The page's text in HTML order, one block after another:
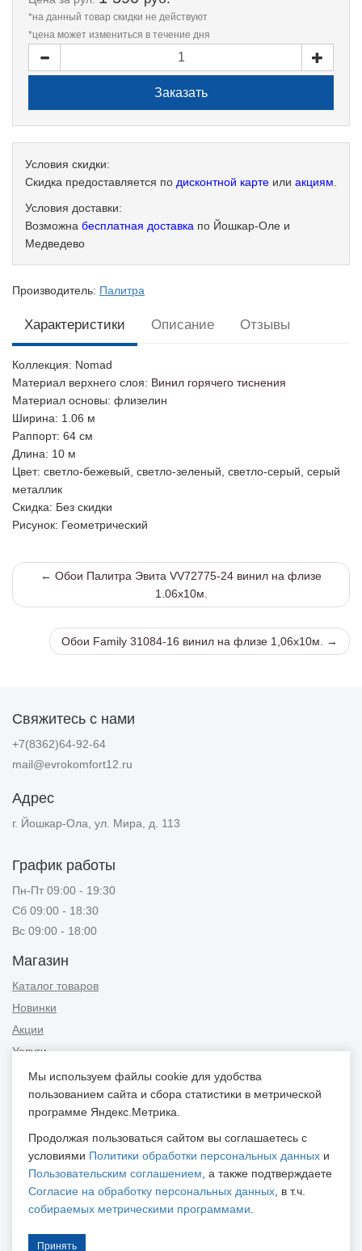
*на данный товар скидки не действуют
*цена может измениться в течение дня
Условия скидки:
Скидка предоставляется по дисконтной карте или акциям
Условия доставки:
Возможна бесплатная доставка по Йошкар-Оле и
Медведево
Производитель: Палитра
Характеристики Описание Отзывы
Коллекция: Nomad
Материал верхнего слоя: Винил горячего тиснения
Материал основы: флизелин
Ширина: 1.06 м
Раппорт: 64 см
Длина: 10 м
Цвет: светло-бежевый, светло-зеленый, светло-серый, серый
металлик
Скидка: Без скидки
Рисунок: Геометрический
← Обои Палитра Эвита VV72775-24 винил на флизе
1.06х10м.
Обои Family 31084-16 винил на флизе 1,06х10м. →
Свяжитесь с нами
+7(8362)64-92-64
mail@evrokomfort12.ru
Адрес
г. Йошкар-Ола, ул. Мира, д. 113
График работы
Пн-Пт 09:00 - 19:30
Сб 09:00 - 18:30
Вс 09:00 - 18:00
Магазин
Каталог товаров
Новинки
Акции
Услуги
Информация
Публичная оферта
Контакты
Положение об обработке персональных данных
Пользовательское соглашение
Согласие на обработку персональных данных
Согласие на обработку персональных данных, собираемых
Мы используем файлы cookie для удобства
пользованием сайта и сбора статистики в метрической
программе Яндекс.Метрика.
Продолжая пользоваться сайтом вы соглашаетесь с
условиями Политики обработки персональных данных и
Пользовательским соглашением , а также подтверждаете
Согласие на обработку персональных данных , в т.ч.
собираемых метрическими программами
Принять